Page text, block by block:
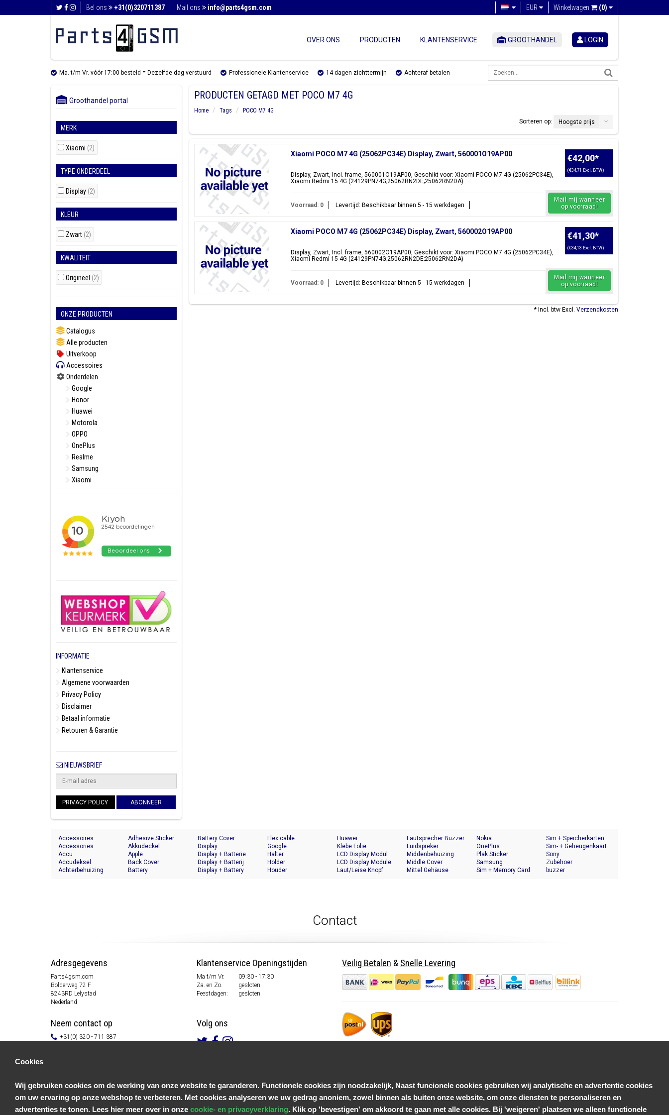
Bel ons +31(0)320711387 Mail ons info@parts4gsm.com Winkelwagen (0)
EUR
OVER ONS PRODUCTEN KLANTENSERVICE GROOTHANDEL LOGIN
Ma. t/m Vr. vóór 17:00 besteld = Dezelfde dag verstuurd Professionele Klantenservice 14 dagen zichttermijn Achteraf betalen
Groothandel portal
MERK
Xiaomi (2)
TYPE ONDERDEEL
Display (2)
KLEUR
Zwart (2)
KWALITEIT
Origineel (2)
ONZE PRODUCTEN
Catalogus
Alle producten
Uitverkoop
Accessoires
Onderdelen
Google
Honor
Huawei
Motorola
OPPO
OnePlus
Realme
Samsung
Xiaomi
INFORMATIE
Klantenservice
Algemene voorwaarden
Privacy Policy
Disclaimer
Betaal informatie
Retouren & Garantie
NIEUWSBRIEF
PRIVACY POLICY ABONNEER
PRODUCTEN GETAGD MET POCO M7 4G
Home Tags
POCO M7 4G
Sorteren op:
Hoogste prijs
Xiaomi POCO M7 4G (25062PC34E) Display, Zwart, 560001O19AP00
Display, Zwart, Incl. frame, 560001O19AP00, Geschikt voor: Xiaomi POCO M7 4G (25062PC34E),
Xiaomi Redmi 15 4G (24129PN74G;25062RN2DE;25062RN2DA)
€42,00*
(€34,71 Excl. BTW)
Voorraad: 0 Levertijd: Beschikbaar binnen 5 - 15 werkdagen
Mail mij wanneer
op voorraad!
Xiaomi POCO M7 4G (25062PC34E) Display, Zwart, 560002O19AP00
Display, Zwart, Incl. frame, 560002O19AP00, Geschikt voor: Xiaomi POCO M7 4G (25062PC34E),
Xiaomi Redmi 15 4G (24129PN74G;25062RN2DE;25062RN2DA)
€41,30*
(€34,13 Excl. BTW)
Voorraad: 0 Levertijd: Beschikbaar binnen 5 - 15 werkdagen
Mail mij wanneer
op voorraad!
* Incl. btw Excl. Verzendkosten
Accessoires
Accessories
Accu
Accudeksel
Achterbehuizing
Adhesive Sticker
Akkudeckel
Apple
Back Cover
Battery
Battery Cover
Display
Display + Batterie
Display + Batterij
Display + Battery
Flex cable
Google
Halter
Holder
Houder
Huawei
Klebe Folie
LCD Display Modul
LCD Display Module
Laut/Leise Knopf
Lautsprecher Buzzer
Luidspreker
Middenbehuizing
Middle Cover
Mittel Gehäuse
Nokia
OnePlus
Plak Sticker
Samsung
Sim + Memory Card
Sim + Speicherkarten
Halter
Sim- + Geheugenkaart
Houder
Sony
Zubehoer
buzzer
Contact
Adresgegevens
Parts4gsm.com
Bolderweg 72 F
8243RD Lelystad
Nederland
Neem contact op
+31(0) 320 - 711 387
Klantenservice
Algemene voorwaarden
Privacy Policy
Klantenservice Openingstijden
Ma t/m Vr.
09:30 - 17:30
Za. en Zo.
gesloten
Feestdagen:
gesloten
Volg ons
Veilig Betalen & Snelle Levering
Cookies
Wij gebruiken cookies om de werking van onze website te garanderen. Functionele cookies zijn noodzakelijk, Naast funcionele cookies gebruiken wij analytische en advertentie cookies
om uw ervaring op onze webshop te verbeteren. Met cookies analyseren we uw gedrag anoniem, zowel binnen als buiten onze website, om onze diensten te personaliseren en
advertenties te tonen. Lees hier meer over in onze cookie- en privacyverklaring. Klik op 'bevestigen' om akkoord te gaan met alle cookies. Bij 'weigeren' plaatsen we alleen functionele